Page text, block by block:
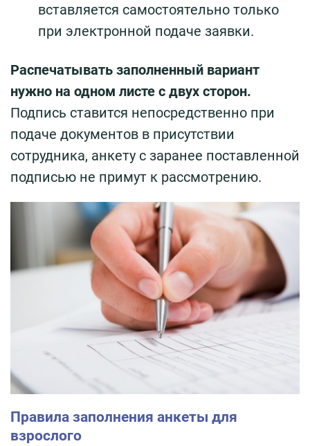
вставляется самостоятельно только
при электронной подаче заявки.
Распечатывать заполненный вариант
нужно на одном листе с двух сторон.
Подпись ставится непосредственно при
подаче документов в присутствии
сотрудника, анкету с заранее поставленной
подписью не примут к рассмотрению.
Правила заполнения анкеты для
взрослого